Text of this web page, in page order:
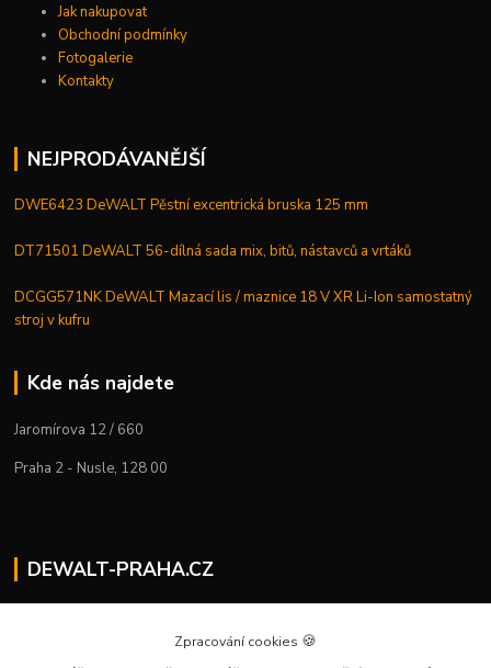
Jak nakupovat
Obchodní podmínky
Fotogalerie
Kontakty
NEJPRODÁVANĚJŠÍ
DWE6423 DeWALT Pěstní excentrická bruska 125 mm
DT71501 DeWALT 56-dílná sada mix, bitů, nástavců a vrtáků
DCGG571NK DeWALT Mazací lis / maznice 18 V XR Li-Ion samostatný
stroj v kufru
Kde nás najdete
Jaromírova 12 / 660
Praha 2 - Nusle, 128 00
DEWALT-PRAHA.CZ
+420 224 936 535
Zpracování cookies 🍪